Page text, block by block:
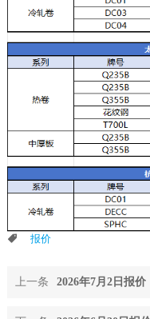
报价
上一条 2026年7月2日报价